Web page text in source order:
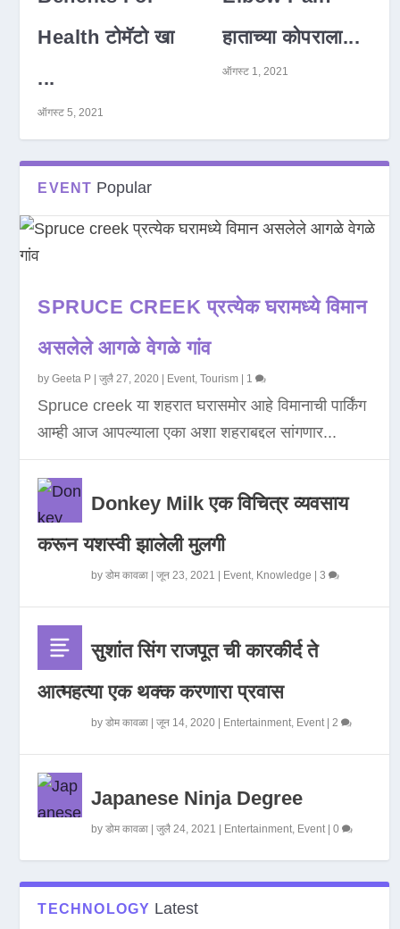
Health टोमॅटो खा
...
ऑगस्ट 5, 2021
हाताच्या कोपराला...
ऑगस्ट 1, 2021
EVENT Popular
SPRUCE CREEK प्रत्येक घरामध्ये विमान
असलेले आगळे वेगळे गांव
byGeeta P |जुलै 27, 2020 Event,Tourism 1
Spruce creek या शहरात घरासमोर आहे विमानाची पार्किंग
आम्ही आज आपल्याला एका अशा शहराबद्दल सांगणार...
Donkey Milk एक विचित्र व्यवसाय
करून यशस्वी झालेली मुलगी
byडोम कावळा |जून 23, 2021 Event, Knowledge |3
सुशांत सिंग राजपूत ची कारकीर्द ते
आत्महत्या एक थक्क करणारा प्रवास
byडोम कावळा |जून 14, 2020 Entertainment, Event|2
Japanese Ninja Degree
byडोम कावळा |जुलै 24, 2021 Entertainment, Event|0
TECHNOLOGY Latest